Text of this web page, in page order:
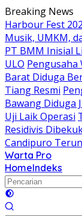
Langsung
ke
konten
Breaking News
Harbour Fest
Musik, UMKM,
PT BMM Inisial
ULO Pengusaha
Barat Diduga
Tiang Resmi
Bawang Diduga
Uji Laik Operasi
Residivis
Candipuro
Warta Pro
Akurat
dan
Terpercaya
HomeIndeks